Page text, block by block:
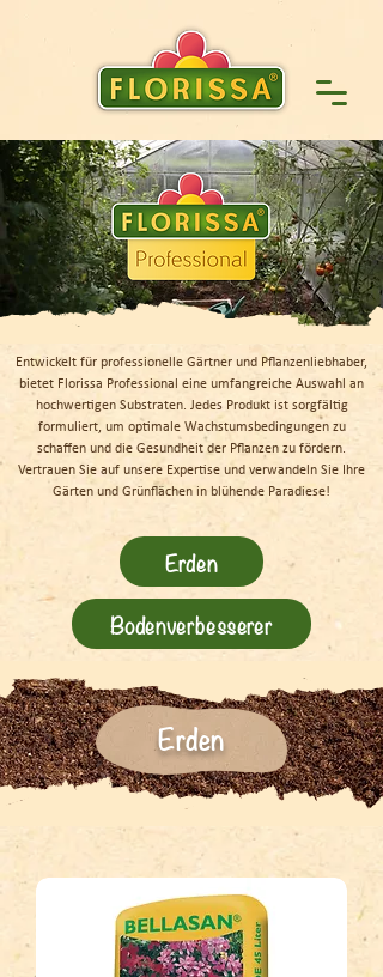
Entwickelt für professionelle Gärtner und Pflanzenliebhaber,
bietet Florissa Professional eine umfangreiche Auswahl an
hochwertigen Substraten. Jedes Produkt ist sorgfältig
formuliert, um optimale Wachstumsbedingungen zu
schaffen und die Gesundheit der Pflanzen zu fördern.
Vertrauen Sie auf unsere Expertise und verwandeln Sie Ihre
Gärten und Grünflächen in blühende Paradiese!
Erden
Bodenverbesserer
Erden